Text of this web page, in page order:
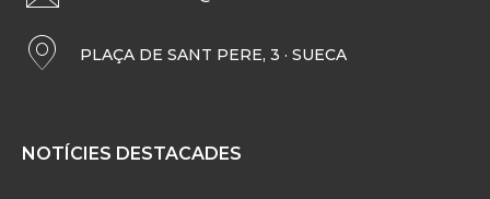
PLAÇA DE SANT PERE, 3 · SUECA
NOTÍCIES DESTACADES